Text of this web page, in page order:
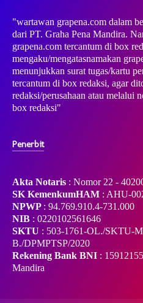
"wartawan grapena.com dalam
dari PT. Graha Pena Mandira.
grapena.com tercantum di box
mengaku/mengatasnamakan
menunjukkan surat tugas/kartu
tercantum di box redaksi, agar
redaksi/perusahaan atau melalui
box redaksi"
Penerbit
Akta Notaris : Nomor 22 -
SK KemenkumHAM : AHU-
NPWP : 94.769.910.4-731.000
NIB : 0220102561646
SKTU : 503-1761-OL./SKTU-
B./DPMPTSP/2020
Rekening Bank BNI :
Mandira